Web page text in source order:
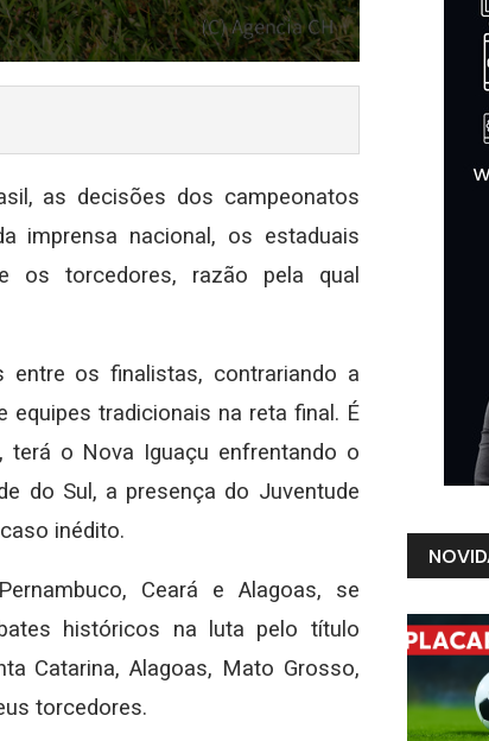
as decisões dos campeonatos
imprensa nacional, os estaduais
os torcedores, razão pela qual
entre os finalistas, contrariando a
equipes tradicionais na reta final. É
terá o Nova Iguaçu enfrentando o
do Sul, a presença do Juventude
inédito.
Ceará e Alagoas, se
históricos na luta pelo título
Catarina, Alagoas, Mato Grosso,
torcedores.